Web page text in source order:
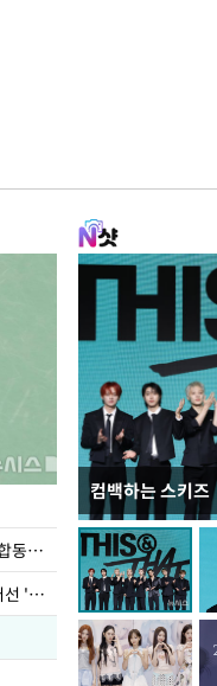
더불어민주당 당대표·최고위원 후보 합동연설회
주택용지 검토 알려지자... 신속히 늘어선 '근조화환'
컴백하는 스키즈
청와대 일주일